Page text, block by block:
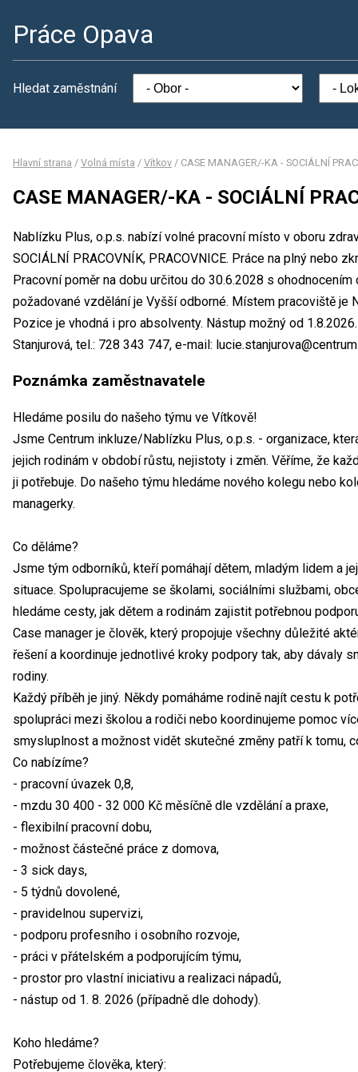
Práce Opava
Hledat zaměstnání
Hlavní strana / Volná místa / Vítkov / CASE MANAGER/-KA - SOCIÁLNÍ
CASE MANAGER/-KA - SOCIÁLNÍ
Nablízku Plus, o.p.s. nabízí volné pracovní místo v oboru
SOCIÁLNÍ PRACOVNÍK, PRACOVNICE. Práce na plný nebo
Pracovní poměr na dobu určitou do 30.6.2028 s
požadované vzdělání je Vyšší odborné. Místem pracoviště je
Pozice je vhodná i pro absolventy. Nástup možný od
Stanjurová, tel.: 728 343 747, e-mail:
Poznámka zaměstnavatele
Hledáme posilu do našeho týmu ve Vítkově!
Jsme Centrum inkluze/Nablízku Plus, o.p.s. - organizace,
jejich rodinám v období růstu, nejistoty i změn. Věříme, že
ji potřebuje. Do našeho týmu hledáme nového kolegu nebo
managerky.
Co děláme?
Jsme tým odborníků, kteří pomáhají dětem, mladým lidem a
situace. Spolupracujeme se školami, sociálními službami,
hledáme cesty, jak dětem a rodinám zajistit potřebnou
Case manager je člověk, který propojuje všechny důležité
řešení a koordinuje jednotlivé kroky podpory tak, aby dávaly
rodiny.
Každý příběh je jiný. Někdy pomáháme rodině najít cestu k
spolupráci mezi školou a rodiči nebo koordinujeme pomoc
smysluplnost a možnost vidět skutečné změny patří k tomu,
Co nabízíme?
- pracovní úvazek 0,8,
- mzdu 30 400 - 32 000 Kč měsíčně dle vzdělání a praxe,
- flexibilní pracovní dobu,
- možnost částečné práce z domova,
- 3 sick days,
- 5 týdnů dovolené,
- pravidelnou supervizi,
- podporu profesního i osobního rozvoje,
- práci v přátelském a podporujícím týmu,
- prostor pro vlastní iniciativu a realizaci nápadů,
- nástup od 1. 8. 2026 (případně dle dohody).
Koho hledáme?
Potřebujeme člověka, který: